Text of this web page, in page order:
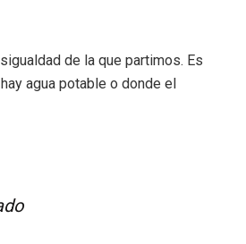
de la que partimos. Es
agua potable o donde el